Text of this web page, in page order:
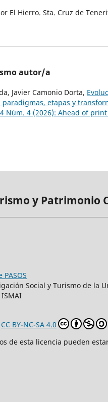
El Hierro. Sta. Cruz de
autor/a
Javier Camonio Dorta,
paradigmas, etapas y
Núm. 4 (2026): Ahead of
y Patrimonio
Social y Turismo de la
CC BY-NC-SA 4.0
de esta licencia pueden